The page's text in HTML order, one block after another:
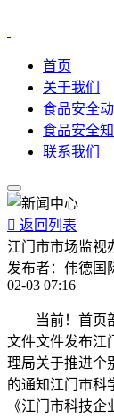
首页
关于我们
食品安全
食品安全
联系我们
 返回列表
江门市市场监视
发布者： 伟德国
02-03 07:16
当前！首页部
文件文件发布江
理局关于推进个
的通知江门市科
《江门市科技